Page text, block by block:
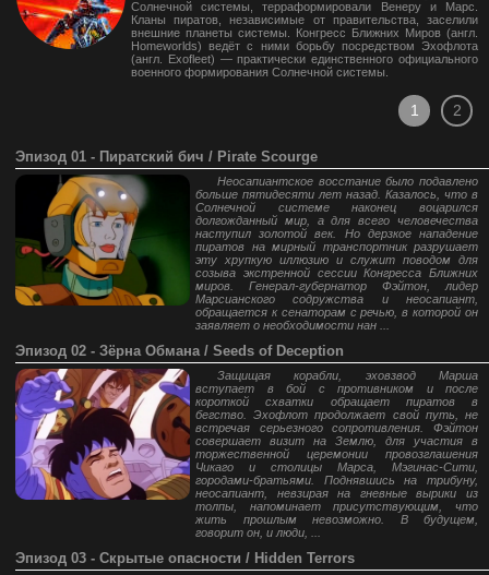
Солнечной системы, терраформировали Венеру и Марс.
Кланы пиратов, независимые от правительства, заселили
внешние планеты системы. Конгресс Ближних Миров (англ.
Homeworlds) ведёт с ними борьбу посредством Эхофлота
(англ. Exofleet) — практически единственного официального
военного формирования Солнечной системы.
1 2
Эпизод 01 - Пиратский бич / Pirate Scourge
Неосапиантское восстание было подавлено
больше пятидесяти лет назад. Казалось, что в
Солнечной системе наконец воцарился
долгожданный мир, а для всего человечества
наступил золотой век. Но дерзкое нападение
пиратов на мирный транспортник разрушает
эту хрупкую иллюзию и служит поводом для
созыва экстренной сессии Конгресса Ближних
миров. Генерал-губернатор Фэйтон, лидер
Марсианского содружства и неосапиант,
обращается к сенаторам с речью, в которой он
заявляет о необходимости нан ...
Эпизод 02 - Зёрна Обмана / Seeds of Deception
Защищая корабли, эховзвод Марша
вступает в бой с противником и после
короткой схватки обращает пиратов в
бегство. Эхофлот продолжает свой путь, не
встречая серьезного сопротивления. Фэйтон
совершает визит на Землю, для участия в
торжественной церемонии провозглашения
Чикаго и столицы Марса, Мэгинас-Сити,
городами-братьями. Поднявшись на трибуну,
неосапиант, невзирая на гневные вырики из
толпы, напоминает присутствующим, что
жить прошлым невозможно. В будущем,
говорит он, и люди, ...
Эпизод 03 - Скрытые опасности / Hidden Terrors